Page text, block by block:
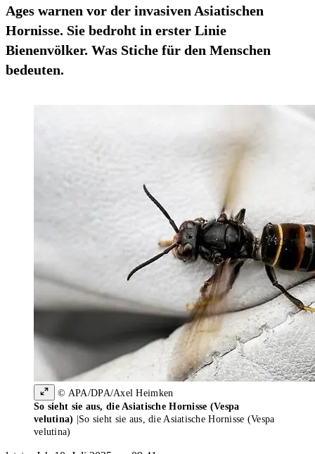
Ages warnen vor der invasiven Asiatischen
Hornisse. Sie bedroht in erster Linie
Bienenvölker. Was Stiche für den Menschen
bedeuten.
© APA/DPA/Axel Heimken
So sieht sie aus, die Asiatische Hornisse (Vespa
velutina)
So sieht sie aus, die Asiatische Hornisse (Vespa
velutina)